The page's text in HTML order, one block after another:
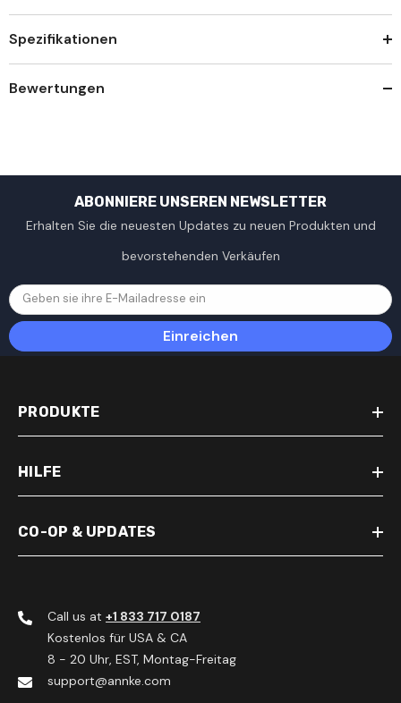
Spezifikationen
Bewertungen
ABONNIERE UNSEREN NEWSLETTER
Erhalten Sie die neuesten Updates zu neuen Produkten und
bevorstehenden Verkäufen
Geben sie ihre E-Mailadresse ein
Einreichen
PRODUKTE
HILFE
CO-OP & UPDATES
Call us at +1 833 717 0187
Kostenlos für USA & CA
8 - 20 Uhr, EST, Montag-Freitag
support@annke.com